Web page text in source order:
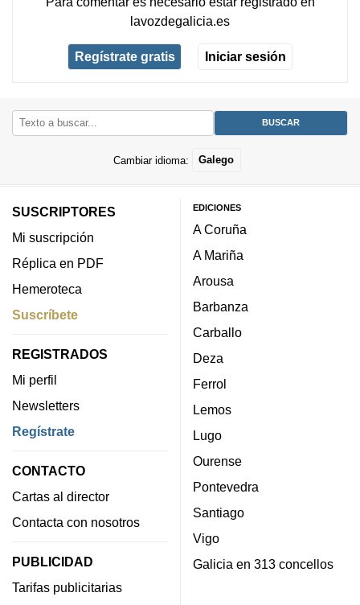
lavozdegalicia.es
Regístrate gratis Iniciar sesión
Cambiar idioma: Galego
SUSCRIPTORES
Mi suscripción
Réplica en PDF
Hemeroteca
Suscríbete
REGISTRADOS
Mi perfil
Newsletters
Regístrate
CONTACTO
Cartas al director
Contacta con nosotros
PUBLICIDAD
Tarifas publicitarias
EDICIONES
A Coruña
A Mariña
Arousa
Barbanza
Carballo
Deza
Ferrol
Lemos
Lugo
Ourense
Pontevedra
Santiago
Vigo
Galicia en 313 concellos